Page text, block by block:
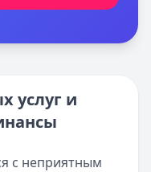
услуг и
с неприятным